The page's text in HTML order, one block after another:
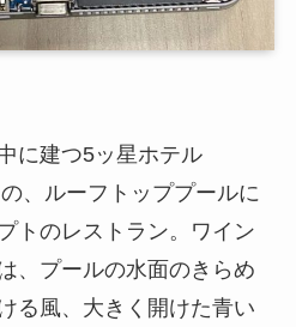
に建つ5ッ星ホテル
、ルーフトッププールに
トのレストラン。ワイン
、プールの水面のきらめ
る風、大きく開けた青い